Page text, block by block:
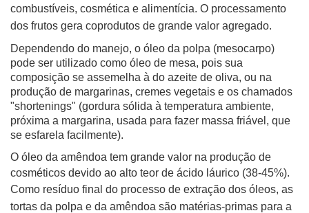
combustíveis, cosmética e alimentícia. O processamento
dos frutos gera coprodutos de grande valor agregado.
Dependendo do manejo, o óleo da polpa (mesocarpo)
pode ser utilizado como óleo de mesa, pois sua
composição se assemelha à do azeite de oliva, ou na
produção de margarinas, cremes vegetais e os chamados
"shortenings" (gordura sólida à temperatura ambiente,
próxima a margarina, usada para fazer massa friável, que
se esfarela facilmente).
O óleo da amêndoa tem grande valor na produção de
cosméticos devido ao alto teor de ácido láurico (38-45%).
Como resíduo final do processo de extração dos óleos, as
tortas da polpa e da amêndoa são matérias-primas para a